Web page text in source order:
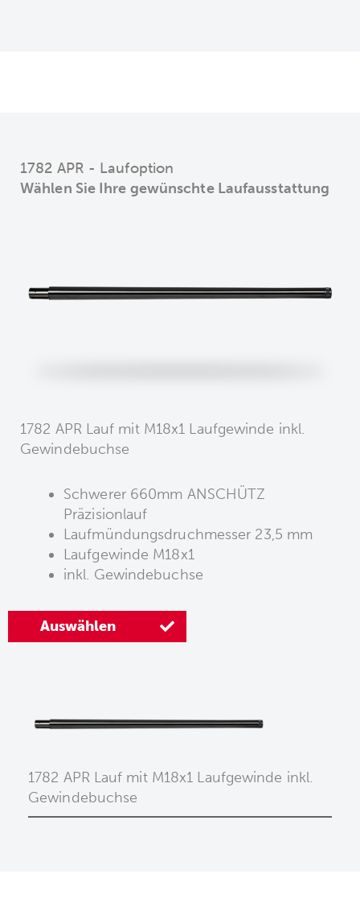
1782 APR - Laufoption
Wählen Sie Ihre gewünschte Laufausstattung
1782 APR Lauf mit M18x1 Laufgewinde inkl.
Gewindebuchse
Schwerer 660mm ANSCHÜTZ
Präzisionlauf
Laufmündungsdruchmesser 23,5 mm
Laufgewinde M18x1
inkl. Gewindebuchse
Auswählen
1782 APR Lauf mit M18x1 Laufgewinde inkl.
Gewindebuchse